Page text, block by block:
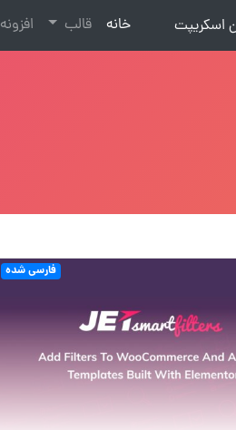
اسکریپت خانه
(current) قالب افزونه
فارسی شده